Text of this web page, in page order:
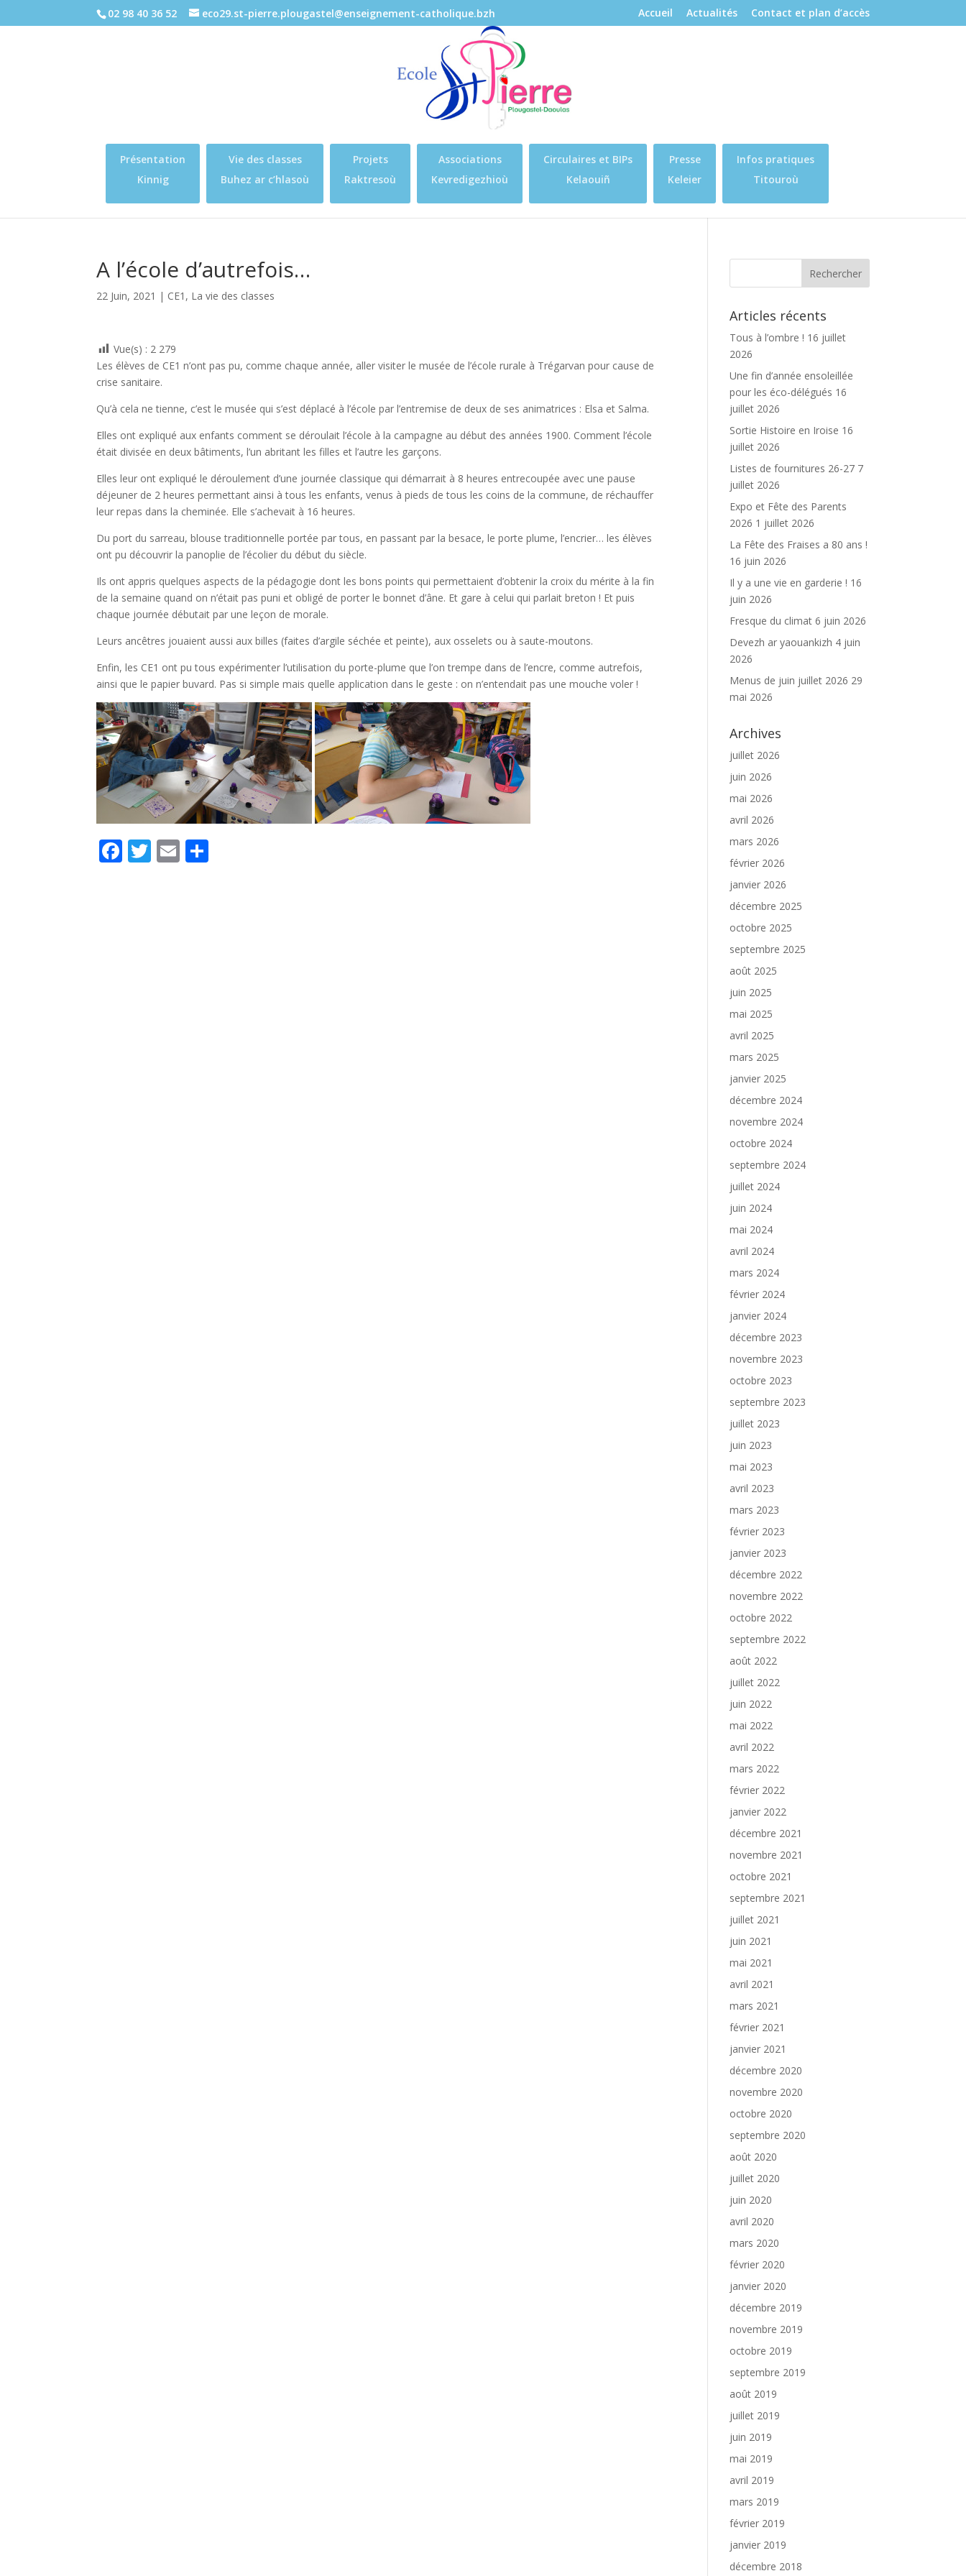
02 98 40 36 52 eco29.st-pierre.plougastel@enseignement-catholique.bzh Accueil Actualités Contact et plan d’accès
Présentation
Kinnig
Vie des classes
Buhez ar c’hlasoù
Projets
Raktresoù
Associations
Kevredigezhioù
Circulaires et BIPs
Kelaouiñ
Presse
Keleier
Infos pratiques
Titouroù
A l’école d’autrefois…
22 Juin, 2021 | CE1 , La vie des classes
Vue(s) : 2 279
Les élèves de CE1 n’ont pas pu, comme chaque année, aller visiter le musée de l’école rurale à Trégarvan pour cause de
crise sanitaire.
Qu’à cela ne tienne, c’est le musée qui s’est déplacé à l’école par l’entremise de deux de ses animatrices : Elsa et Salma.
Elles ont expliqué aux enfants comment se déroulait l’école à la campagne au début des années 1900. Comment l’école
était divisée en deux bâtiments, l’un abritant les filles et l’autre les garçons.
Elles leur ont expliqué le déroulement d’une journée classique qui démarrait à 8 heures entrecoupée avec une pause
déjeuner de 2 heures permettant ainsi à tous les enfants, venus à pieds de tous les coins de la commune, de réchauffer
leur repas dans la cheminée. Elle s’achevait à 16 heures.
Du port du sarreau, blouse traditionnelle portée par tous, en passant par la besace, le porte plume, l’encrier… les élèves
ont pu découvrir la panoplie de l’écolier du début du siècle.
Ils ont appris quelques aspects de la pédagogie dont les bons points qui permettaient d’obtenir la croix du mérite à la fin
de la semaine quand on n’était pas puni et obligé de porter le bonnet d’âne. Et gare à celui qui parlait breton ! Et puis
chaque journée débutait par une leçon de morale.
Leurs ancêtres jouaient aussi aux billes (faites d’argile séchée et peinte), aux osselets ou à saute-moutons.
Enfin, les CE1 ont pu tous expérimenter l’utilisation du porte-plume que l’on trempe dans de l’encre, comme autrefois,
ainsi que le papier buvard. Pas si simple mais quelle application dans le geste : on n’entendait pas une mouche voler !
F T E
Articles récents
Tous à l’ombre ! 16 juillet
2026
Une fin d’année ensoleillée
pour les éco-délégués 16
juillet 2026
Sortie Histoire en Iroise 16
juillet 2026
Listes de fournitures 26-27 7
juillet 2026
Expo et Fête des Parents
2026 1 juillet 2026
La Fête des Fraises a 80 ans !
16 juin 2026
Il y a une vie en garderie ! 16
juin 2026
Fresque du climat 6 juin 2026
Devezh ar yaouankizh 4 juin
2026
Menus de juin juillet 2026 29
mai 2026
Archives
juillet 2026
juin 2026
mai 2026
avril 2026
mars 2026
février 2026
janvier 2026
décembre 2025
octobre 2025
septembre 2025
août 2025
juin 2025
mai 2025
avril 2025
mars 2025
janvier 2025
décembre 2024
novembre 2024
octobre 2024
septembre 2024
juillet 2024
juin 2024
mai 2024
avril 2024
mars 2024
février 2024
janvier 2024
décembre 2023
novembre 2023
octobre 2023
septembre 2023
juillet 2023
juin 2023
mai 2023
avril 2023
mars 2023
février 2023
janvier 2023
décembre 2022
novembre 2022
octobre 2022
septembre 2022
août 2022
juillet 2022
juin 2022
mai 2022
avril 2022
mars 2022
février 2022
janvier 2022
décembre 2021
novembre 2021
octobre 2021
septembre 2021
juillet 2021
juin 2021
mai 2021
avril 2021
mars 2021
février 2021
janvier 2021
décembre 2020
novembre 2020
octobre 2020
septembre 2020
août 2020
juillet 2020
juin 2020
avril 2020
mars 2020
février 2020
janvier 2020
décembre 2019
novembre 2019
octobre 2019
septembre 2019
août 2019
juillet 2019
juin 2019
mai 2019
avril 2019
mars 2019
février 2019
janvier 2019
décembre 2018